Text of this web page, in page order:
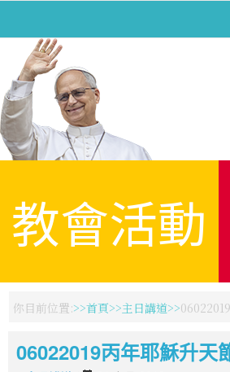
教會活動
你目前位置: 首頁 主日講道
06022019丙年耶穌升天